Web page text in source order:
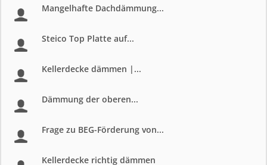
Mangelhafte Dachdämmung...
Steico Top Platte auf...
Kellerdecke dämmen |...
Dämmung der oberen...
Frage zu BEG-Förderung von...
Kellerdecke richtig dämmen